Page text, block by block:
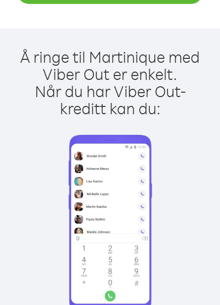
Å ringe til Martinique med
Viber Out er enkelt.
Når du har Viber Out-
kreditt kan du: